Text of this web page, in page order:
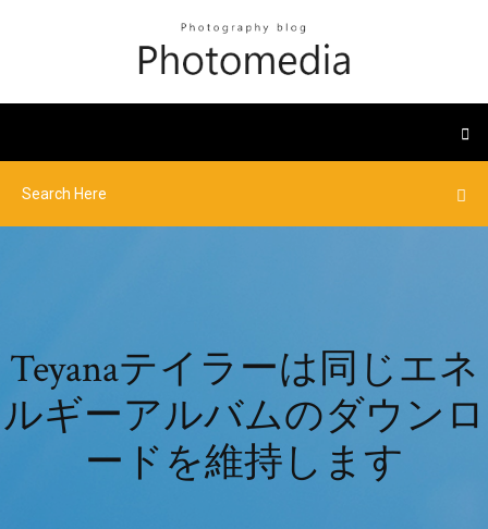
Teyanaテイラーは同じエネ
ルギーアルバムのダウンロ
ードを維持します